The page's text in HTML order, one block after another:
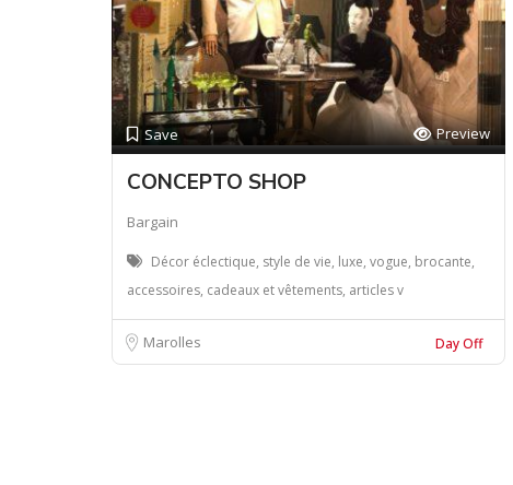
Save Preview
CONCEPTO SHOP
Bargain
Décor éclectique, style de vie, luxe, vogue, brocante,
accessoires, cadeaux et vêtements, articles v
Marolles Day Off